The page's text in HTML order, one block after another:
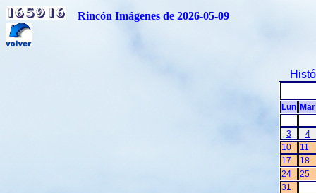
Rincón Imágenes de 2026-05-09
Lun Mar
3
4
10
11
17
18
24
25
31